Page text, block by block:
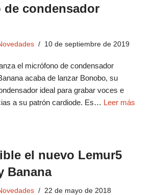
condensador
10 de septiembre de 2019
el micrófono de condensador
acaba de lanzar Bonobo, su
ideal para grabar voces e
a su patrón cardiode. Es… Leer más
el nuevo Lemur5
Banana
22 de mayo de 2018